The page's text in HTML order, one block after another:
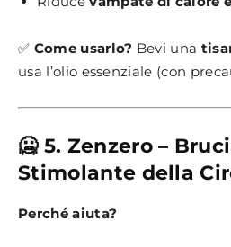
✅ Come usarlo? Bevi una
usa l’olio essenziale (con
🥶 5. Zenzero –
Stimolante della
Perché aiuta?